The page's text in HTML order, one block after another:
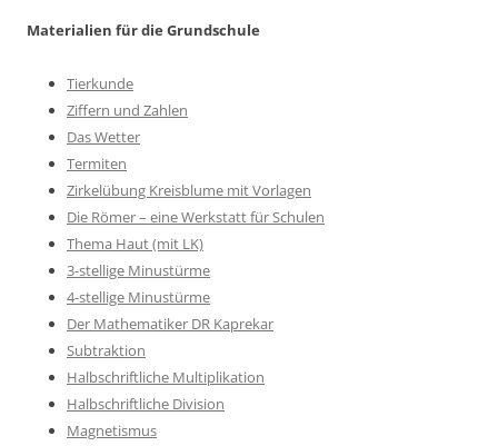
Materialien für die Grundschule
Tierkunde
Ziffern und Zahlen
Das Wetter
Termiten
Zirkelübung Kreisblume mit Vorlagen
Die Römer – eine Werkstatt für Schulen
Thema Haut (mit LK)
3-stellige Minustürme
4-stellige Minustürme
Der Mathematiker DR Kaprekar
Subtraktion
Halbschriftliche Multiplikation
Halbschriftliche Division
Magnetismus